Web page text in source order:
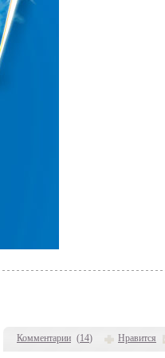
Комментарии (14) Нравится